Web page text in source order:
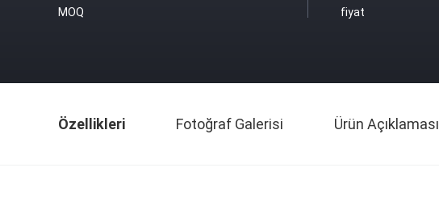
MOQ fiyat
Özellikleri Fotoğraf Galerisi Ürün Açıklaması